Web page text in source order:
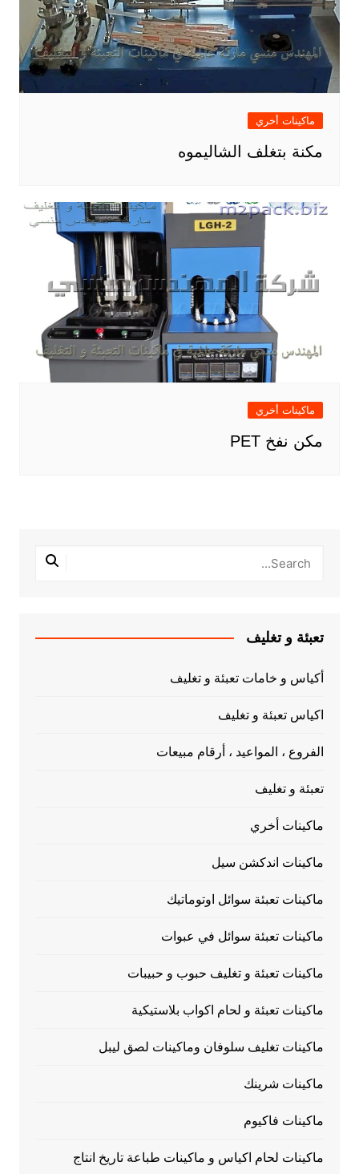
ماكينات أخري
مكنة بتغلف الشاليموه
ماكينات أخري
مكن نفخ PET
تعبئة و تغليف
أكياس و خامات تعبئة و تغليف
اكياس تعبئة و تغليف
الفروع ، المواعيد ، أرقام مبيعات
تعبئة و تغليف
ماكينات أخري
ماكينات اندكشن سيل
ماكينات تعبئة سوائل اوتوماتيك
ماكينات تعبئة سوائل في عبوات
ماكينات تعبئة و تغليف حبوب و حبيبات
ماكينات تعبئة و لحام اكواب بلاستيكية
ماكينات تغليف سلوفان وماكينات لصق ليبل
ماكينات شرينك
ماكينات فاكيوم
ماكينات لحام اكياس و ماكينات طباعة تاريخ انتاج